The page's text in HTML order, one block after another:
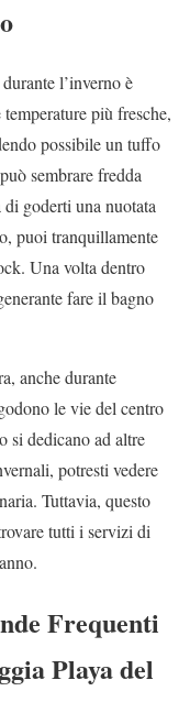
l’inverno è
più fresche,
possibile un tuffo
sembrare fredda
goderti una nuotata
puoi tranquillamente
Una volta dentro
fare il bagno
anche durante
le vie del centro
si dedicano ad altre
potresti vedere
Tuttavia, questo
tutti i servizi di
Frequenti
Playa del